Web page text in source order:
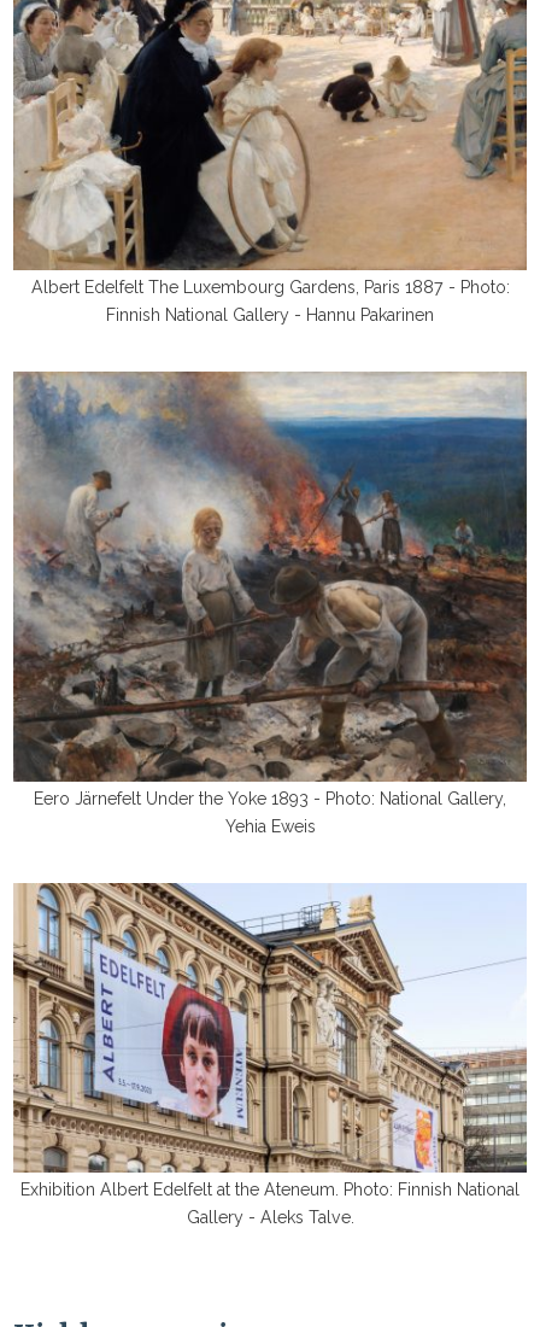
Albert Edelfelt The Luxembourg Gardens, Paris 1887 - Photo:
Finnish National Gallery - Hannu Pakarinen
Eero Järnefelt Under the Yoke 1893 - Photo: National Gallery,
Yehia Eweis
Exhibition Albert Edelfelt at the Ateneum. Photo: Finnish National
Gallery - Aleks Talve.